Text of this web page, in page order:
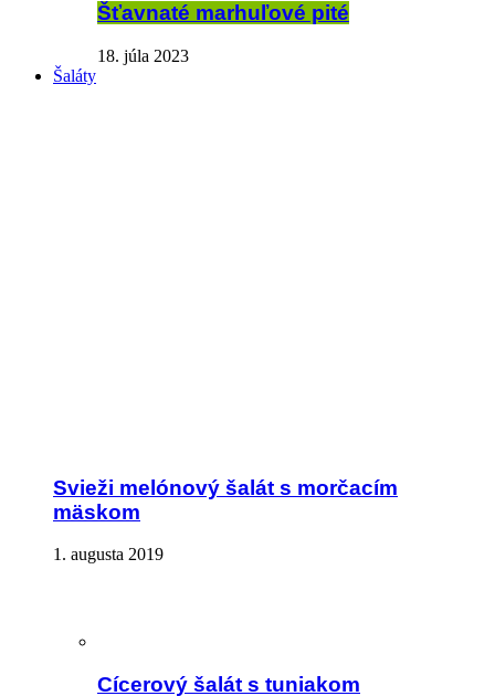
Šťavnaté marhuľové pité
18. júla 2023
Šaláty
Svieži melónový šalát s morčacím
mäskom
1. augusta 2019
Cícerový šalát s tuniakom